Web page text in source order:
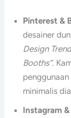
Pinterest &
desainer
Design
Booths”.
minimalis
Instagram